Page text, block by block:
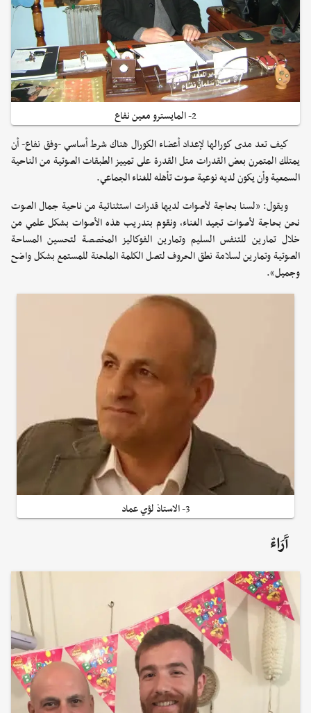
2- المايسترو معين نفاع
كيف تعد مدى كورالها لإعداد أعضاء الكورال هناك شرط أساسي -وفق نفاع- أن
يمتلك المتمرن بعض القدرات متل القدرة على تمييز الطبقات الصوتية من الناحية
السمعية وأن يكون لديه نوعية صوت تأهله للغناء الجماعي.
ويقول: «لسنا بحاجة لأصوات لديها قدرات استثنائية من ناحية جمال الصوت
نحن بحاجة لأصوات تجيد الغناء، ونقوم بتدريب هذه الأصوات بشكل علمي من
خلال تمارين للتنفس السليم وتمارين الفوكاليز المخصصة لتحسين المساحة
الصوتية وتمارين لسلامة نطق الحروف لتصل الكلمة الملحنة للمستمع بشكل واضح
وجميل».
3- الاستاذ لؤي عماد
آَرَاءٌ